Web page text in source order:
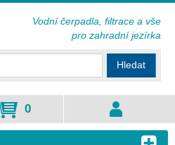
Hledat
0
Vodní čerpadla, filtrace a vše
pro zahradní jezírka